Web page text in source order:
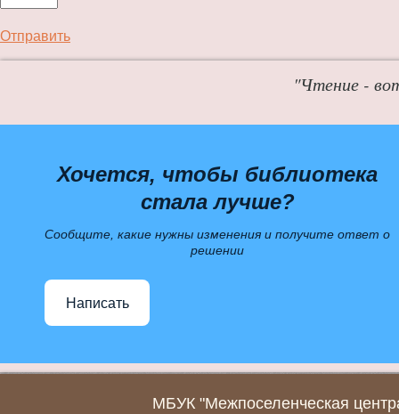
Отправить
"Чтение -
Хочется, чтобы библиотека
стала лучше?
Сообщите, какие нужны изменения и получите ответ о
решении
Написать
МБУК "Межпоселенческая